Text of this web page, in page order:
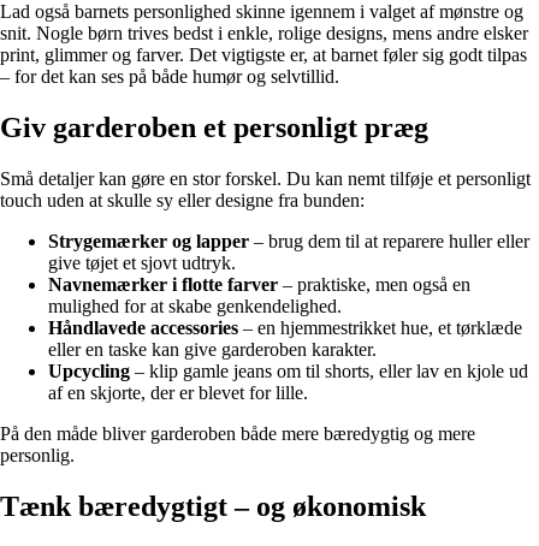
Lad også barnets personlighed skinne igennem i valget af mønstre og
snit. Nogle børn trives bedst i enkle, rolige designs, mens andre elsker
print, glimmer og farver. Det vigtigste er, at barnet føler sig godt tilpas
– for det kan ses på både humør og selvtillid.
Giv garderoben et personligt præg
Små detaljer kan gøre en stor forskel. Du kan nemt tilføje et personligt
touch uden at skulle sy eller designe fra bunden:
Strygemærker og lapper – brug dem til at reparere huller eller
give tøjet et sjovt udtryk.
Navnemærker i flotte farver – praktiske, men også en
mulighed for at skabe genkendelighed.
Håndlavede accessories – en hjemmestrikket hue, et tørklæde
eller en taske kan give garderoben karakter.
Upcycling – klip gamle jeans om til shorts, eller lav en kjole ud
af en skjorte, der er blevet for lille.
På den måde bliver garderoben både mere bæredygtig og mere
personlig.
Tænk bæredygtigt – og økonomisk